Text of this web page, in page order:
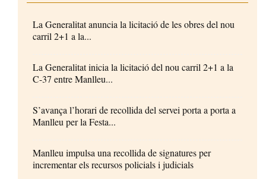
La Generalitat anuncia la licitació de les obres del nou
carril 2+1 a la...
La Generalitat inicia la licitació del nou carril 2+1 a la
C-37 entre Manlleu...
S’avança l’horari de recollida del servei porta a porta a
Manlleu per la Festa...
Manlleu impulsa una recollida de signatures per
incrementar els recursos policials i judicials